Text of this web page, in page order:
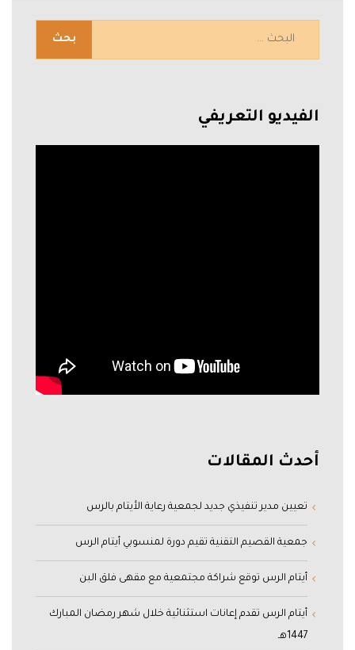
الفيديو التعريفي
أحدث المقالات
تعيين مدير تنفيذي جديد لجمعية رعاية الأيتام بالرس
جمعية القصيم التقنية تقيم دورة لمنسوبي أيتام الرس
أيتام الرس توقع شراكة مجتمعية مع مقهى فلق البن
أيتام الرس تقدم إعانات استثنائية خلال شهر رمضان المبارك
1447هـ